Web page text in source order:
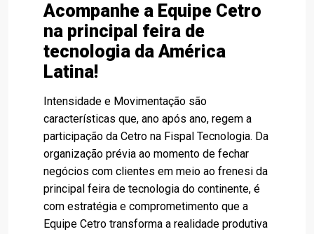
Acompanhe a Equipe Cetro
na principal feira de
tecnologia da América
Latina!
Intensidade e Movimentação são
características que, ano após ano, regem a
participação da Cetro na Fispal Tecnologia. Da
organização prévia ao momento de fechar
negócios com clientes em meio ao frenesi da
principal feira de tecnologia do continente, é
com estratégia e comprometimento que a
Equipe Cetro transforma a realidade produtiva